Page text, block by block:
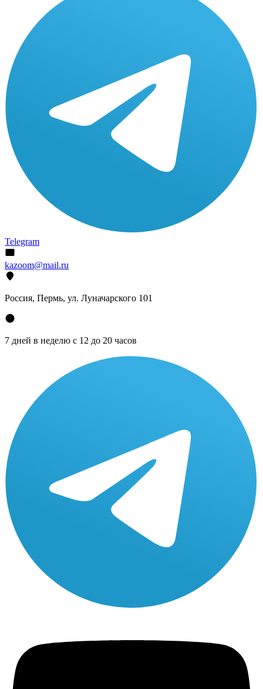
Telegram
kazoom@mail.ru
Россия, Пермь, ул. Луначарского 101
7 дней в неделю с 12 до 20 часов